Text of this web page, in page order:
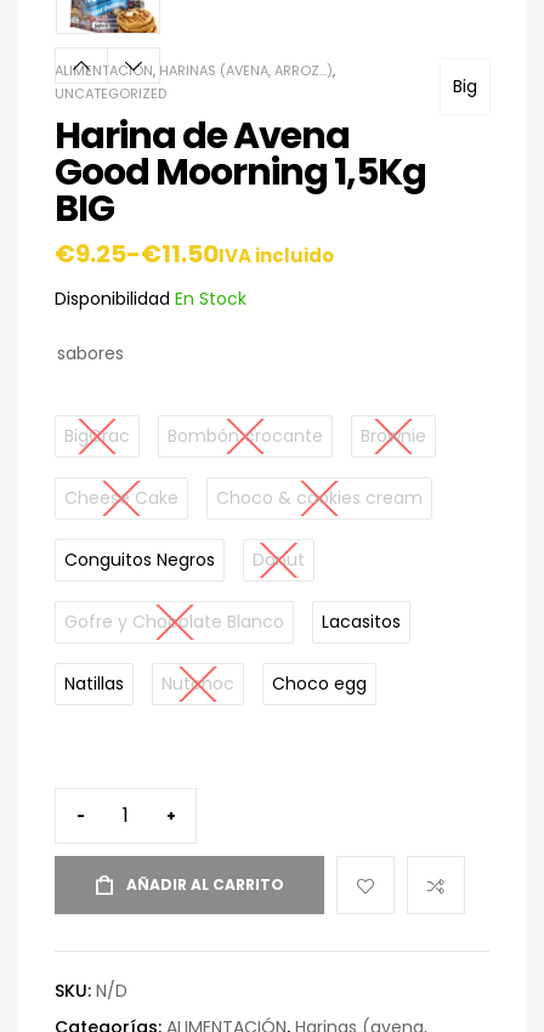
Big
ALIMENTACIÓN, HARINAS (AVENA, ARROZ…),
UNCATEGORIZED
Harina de Avena
Good Moorning 1,5Kg
BIG
€9.25-€11.50IVA incluido
Disponibilidad En Stock
sabores
BigCrac Bombón crocante Brownie
Cheese Cake Choco & cookies cream
Conguitos Negros Donut
Gofre y Chocolate Blanco Lacasitos
Natillas Nutchoc Choco egg
- +
AÑADIR AL CARRITO
SKU: N/D
Categorías: ALIMENTACIÓN, Harinas (avena,